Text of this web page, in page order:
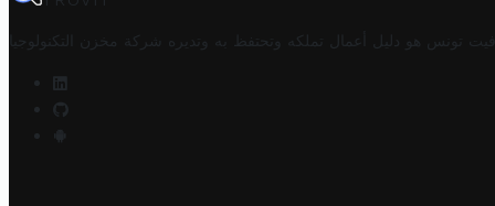
تونس هو دليل أعمال تملكه وتحتفظ به وتديره شركة مخزن التكنولوجيا